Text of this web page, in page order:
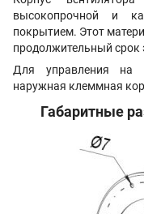
высокопрочной и
покрытием. Этот
продолжительный срок
Для управления на
наружная клеммная
Габаритные